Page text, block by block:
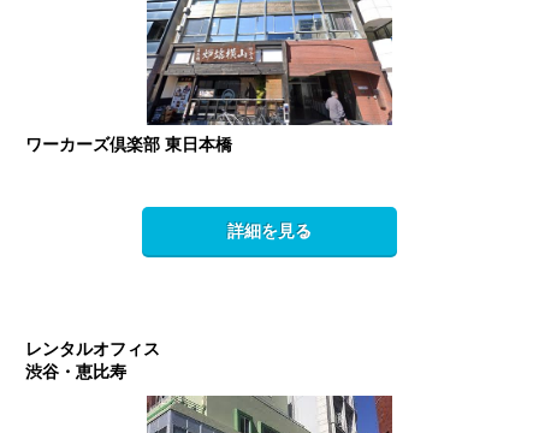
ワーカーズ倶楽部 東日本橋
詳細を見る
レンタルオフィス
渋谷・恵比寿